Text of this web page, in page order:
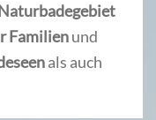
Familienund
als auch